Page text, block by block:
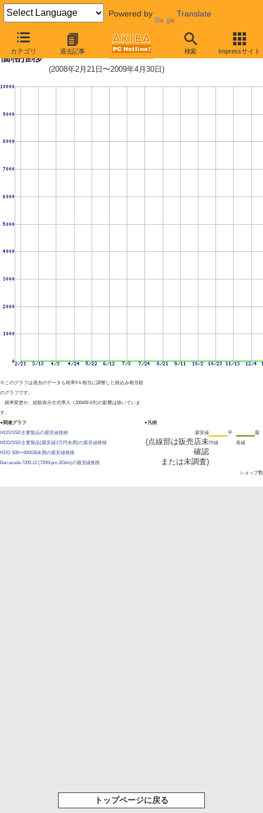
Powered by Translate
カテゴリ 過去記事 検索 Impressサイト
ST3500418AS (500GB,16MB)の
価格推移
(2008年2月21日〜2009年4月30日)
※このグラフは過去のデータも税率5％相当に調整した税込み相当額
のグラフです。
税率変更や、総額表示方式導入（2004年4月)の影響は除いていま
す。
●関連グラフ
HDD/SSD主要製品の最安値推移
HDD/SSD主要製品(最安値1万円未満)の最安値推移
HDD 500〜600GB未満の最安値推移
Barracuda 7200.12 (7200rpm,3Gb/s)の最安値推移
●凡例
最安値
(点線部は販売店未
確認
または未調査)
平
均値
最
高値
ショップ数
トップページに戻る